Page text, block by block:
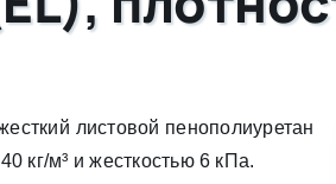
листовой пенополиуретан
кг/м³ и жесткостью 6 кПа.